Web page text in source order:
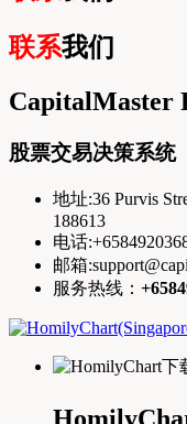
联系我们
CapitalMaster
股票交易决策系统
地址:36 Purvis
188613
电话
邮箱
服务热线：